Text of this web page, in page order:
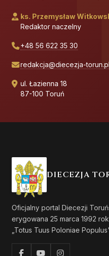
ks. Przemysław
Redaktor naczelny
+48 56 622 35 30
redakcja@diecezja-torun.pl
ul. Łazienna 18
87-100 Toruń
DIECEZJA
Oficjalny portal Diecezji
erygowana 25 marca 1992
„Totus Tuus Poloniae